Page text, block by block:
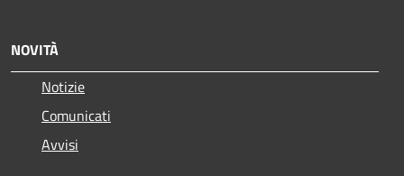
NOVITÀ
Notizie
Comunicati
Avvisi